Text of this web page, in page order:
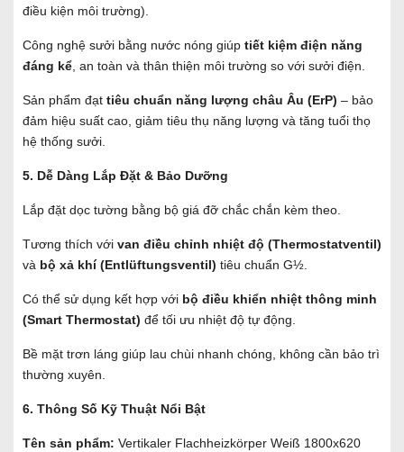
điều kiện môi trường).
Công nghệ sưởi bằng nước nóng giúp tiết kiệm điện năng
đáng kể , an toàn và thân thiện môi trường so với sưởi điện.
Sản phẩm đạt tiêu chuẩn năng lượng châu Âu (ErP) – bảo
đảm hiệu suất cao, giảm tiêu thụ năng lượng và tăng tuổi thọ
hệ thống sưởi.
5. Dễ Dàng Lắp Đặt & Bảo Dưỡng
Lắp đặt dọc tường bằng bộ giá đỡ chắc chắn kèm theo.
Tương thích với van điều chỉnh nhiệt độ (Thermostatventil)
và bộ xả khí (Entlüftungsventil) tiêu chuẩn G½.
Có thể sử dụng kết hợp với bộ điều khiển nhiệt thông minh
(Smart Thermostat) để tối ưu nhiệt độ tự động.
Bề mặt trơn láng giúp lau chùi nhanh chóng, không cần bảo trì
thường xuyên.
6. Thông Số Kỹ Thuật Nổi Bật
Tên sản phẩm: Vertikaler Flachheizkörper Weiß 1800x620